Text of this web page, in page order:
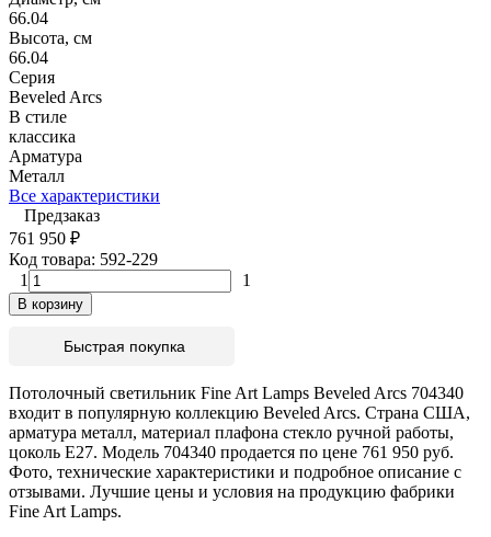
66.04
Высота, см
66.04
Серия
Beveled Arcs
В стиле
классика
Арматура
Металл
Все характеристики
Предзаказ
761 950 ₽
Код товара: 592-229
1
1
В корзину
Быстрая покупка
Потолочный светильник Fine Art Lamps Beveled Arcs 704340
входит в популярную коллекцию Beveled Arcs. Страна США,
арматура металл, материал плафона стекло ручной работы,
цоколь E27. Модель 704340 продается по цене 761 950 руб.
Фото, технические характеристики и подробное описание с
отзывами. Лучшие цены и условия на продукцию фабрики
Fine Art Lamps.